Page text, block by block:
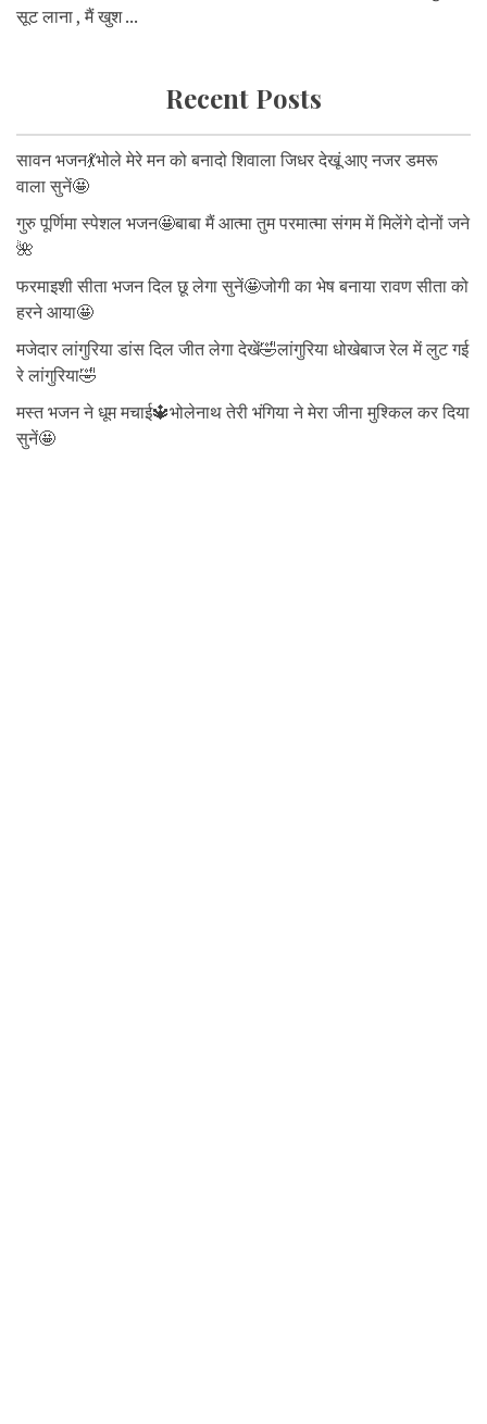
सूट लाना , मैं खुश ...
Recent Posts
सावन भजन💃भोले मेरे मन को बनादो शिवाला जिधर देखूं आए नजर डमरू
वाला सुनें🤩
गुरु पूर्णिमा स्पेशल भजन🤩बाबा मैं आत्मा तुम परमात्मा संगम में मिलेंगे दोनों जने
🌺
फरमाइशी सीता भजन दिल छू लेगा सुनें🤩जोगी का भेष बनाया रावण सीता को
हरने आया🤩
मजेदार लांगुरिया डांस दिल जीत लेगा देखें🤣लांगुरिया धोखेबाज रेल में लुट गई
रे लांगुरिया🤣
मस्त भजन ने धूम मचाई🔱भोलेनाथ तेरी भंगिया ने मेरा जीना मुश्किल कर दिया
सुनें🤩